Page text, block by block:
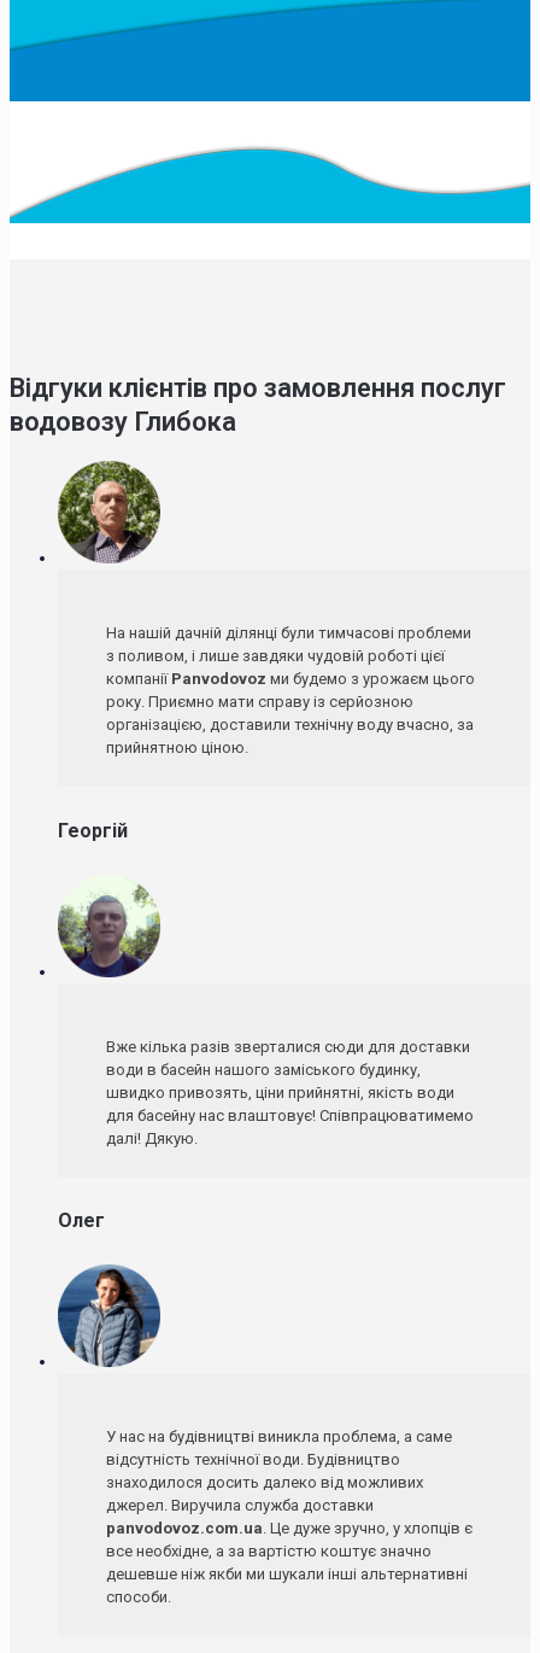
Відгуки клієнтів про замовлення послуг
водовозу Глибока
На нашій дачній ділянці були тимчасові проблеми
з поливом, і лише завдяки чудовій роботі цієї
компанії Panvodovoz ми будемо з урожаєм цього
року. Приємно мати справу із серйозною
організацією, доставили технічну воду вчасно, за
прийнятною ціною.
Георгій
Вже кілька разів зверталися сюди для доставки
води в басейн нашого заміського будинку,
швидко привозять, ціни прийнятні, якість води
для басейну нас влаштовує! Співпрацюватимемо
далі! Дякую.
Олег
У нас на будівництві виникла проблема, а саме
відсутність технічної води. Будівництво
знаходилося досить далеко від можливих
джерел. Виручила служба доставки
panvodovoz.com.ua. Це дуже зручно, у хлопців є
все необхідне, а за вартістю коштує значно
дешевше ніж якби ми шукали інші альтернативні
способи.